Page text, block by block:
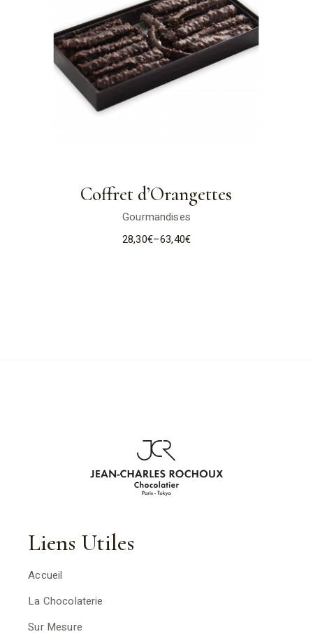
Coffret d’Orangettes
Gourmandises
28,30€–63,40€
Liens Utiles
Accueil
La Chocolaterie
Sur Mesure